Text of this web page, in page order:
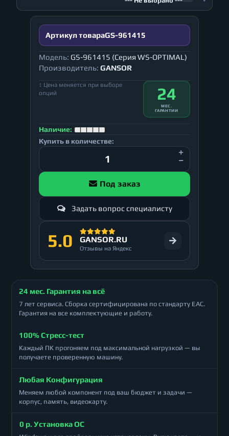
Артикул товараGS-961415
Модель: GS-961415 (Серия WS-OPTIMAL)
Производитель: GANSOR
↕ Цена меняется при выборе
опций
24
МЕС.
ГАРАНТИИ
Наличие:
Купить в количестве:
Под заказ
Задать вопрос специалисту
5.0 GANSOR.RU
Отзывы на Яндекс
24 мес. Гарантия на всё
7 лет сервиса. Сборка сертифицирована по стандарту ЕАС.
Гарантия на все комплектующие и работу.
100% Стресс-тест
Каждый ПК прогоняем под максимальной нагрузкой — вы
получаете проверенную машину.
Любая Конфигурация
Меняем любой компонент под ваш бюджет и задачи —
корпус, память, видеокарту.
0 р. Установка ОС